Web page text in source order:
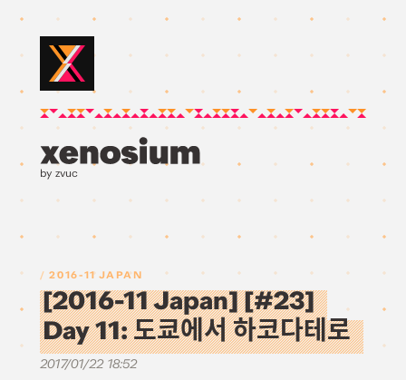
by zvuc
2016-11 JAPAN
[2016-11 Japan] [#23]
Day 11: 도쿄에서 하코다테로
2017/01/22 18:52